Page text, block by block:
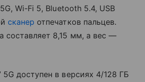
Wi-Fi 5, Bluetooth 5.4, USB
сканер отпечатков пальцев.
составляет 8,15 мм, а вес —
5G доступен в версиях 4/128 ГБ